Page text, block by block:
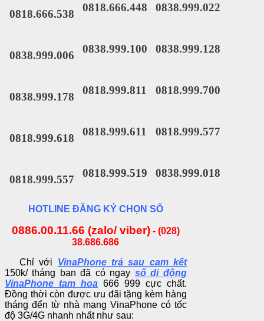
0818.666.538
0818.666.448 0838.999.022
0838.999.006
0838.999.100 0838.999.128
0838.999.178
0818.999.811 0818.999.700
0818.999.618
0818.999.611 0818.999.577
0818.999.557
0818.999.519 0838.999.018
HOTLINE ĐĂNG KÝ CHỌN SỐ
0886.00.11.66 (zalo/ viber) - (028)
38.686.686
Chỉ với VinaPhone trả sau cam kết
150k/ tháng bạn đã có ngay số di động
VinaPhone tam hoa666 999 cực chất.
Đồng thời còn được ưu đãi tặng kèm hàng
tháng đển từ nhà mạng VinaPhone có tốc
độ 3G/4G nhanh nhất như sau: